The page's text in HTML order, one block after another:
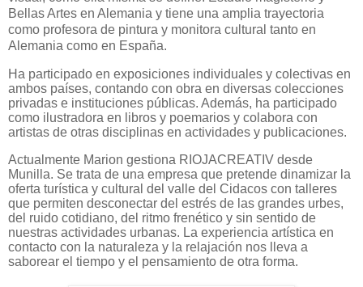
Bellas Artes en Alemania y tiene una amplia trayectoria
como profesora de pintura y monitora cultural tanto en
Alemania como en España.
Ha participado en exposiciones individuales y colectivas en
ambos países, contando con obra en diversas colecciones
privadas e instituciones públicas. Además, ha participado
como ilustradora en libros y poemarios y colabora con
artistas de otras disciplinas en actividades y publicaciones.
Actualmente Marion gestiona RIOJACREATIV desde
Munilla. Se trata de una empresa que pretende dinamizar la
oferta turística y cultural del valle del Cidacos con talleres
que permiten desconectar del estrés de las grandes urbes,
del ruido cotidiano, del ritmo frenético y sin sentido de
nuestras actividades urbanas. La experiencia artística en
contacto con la naturaleza y la relajación nos lleva a
saborear el tiempo y el pensamiento de otra forma.